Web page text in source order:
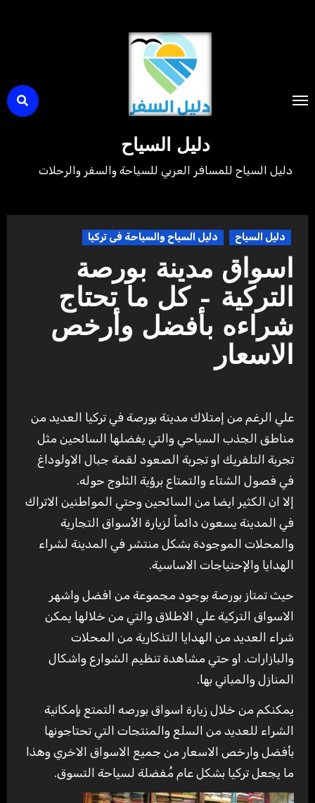
دليل السياح
دليل السياح للمسافر العربي للسياحة والسفر والرحلات
دليل السياح دليل السياح والسياحة فى تركيا
اسواق مدينة بورصة
التركية – كل ما تحتاج
شراءه بأفضل وأرخص
الاسعار
علي الرغم من إمتلاك مدينة بورصة في تركيا العديد من
مناطق الجذب السياحي والتي يفضلها السائحين مثل
تجربة التلفريك او تجربة الصعود لقمة جبال الاولوداغ
في فصول الشتاء والتمتاع برؤية الثلوج حوله.
إلا ان الكثير ايضا من السائحين وحتي المواطنين الاتراك
في المدينة يسعون دائماً لزيارة الأسواق التجارية
والمحلات الموجودة بشكل منتشر في المدينة لشراء
الهدايا والإحتياجات الاساسية.
حيث تمتاز بورصة بوجود مجموعة من افضل واشهر
الاسواق التركية علي الاطلاق والتي من خلالها يمكن
شراء العديد من الهدايا التذكارية من المحلات
والبازارات. او حتي مشاهدة تنظيم الشوارع واشكال
المنازل والمباني بها.
يمكنكم من خلال زيارة اسواق بورصه التمتع بإمكانية
الشراء للعديد من السلع والمنتجات التي تحتاجونها
بأفضل وارخص الاسعار من جميع الاسواق الاخري وهذا
ما يجعل تركيا بشكل عام مُفضلة لسياحة التسوق.